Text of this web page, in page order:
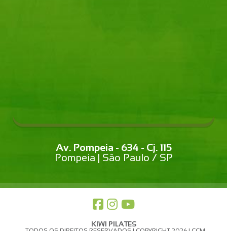
Av. Pompeia - 634 - Cj. 115
Pompeia | São Paulo / SP
KIWI PILATES